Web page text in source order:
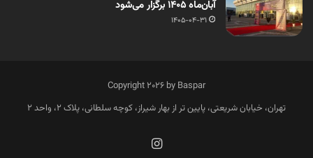
آبان‌ماه ۱۴۰۵ برگزار می‌شود
1405-04-31
Copyright 2026 by Baspar
تهران، خیابان شریعتی، پایین تر از بهار شیراز، کوچه سلطانی، پلاک 2، واحد 2